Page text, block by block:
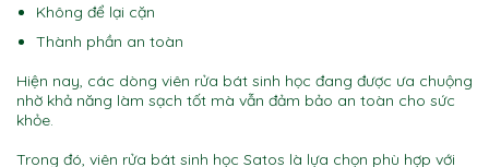
Không để lại cặn
Thành phần an toàn
Hiện nay, các dòng viên rửa bát sinh học đang được ưa chuộng
nhờ khả năng làm sạch tốt mà vẫn đảm bảo an toàn cho sức
khỏe.
Trong đó, viên rửa bát sinh học Satos là lựa chọn phù hợp với